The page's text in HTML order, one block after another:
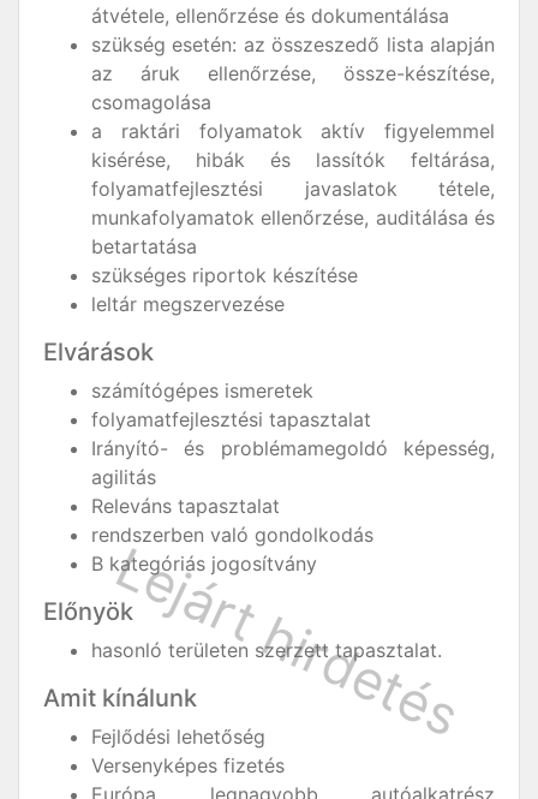
átvétele, ellenőrzése és dokumentálása
szükség esetén: az összeszedő lista alapján
az áruk ellenőrzése, össze-készítése,
csomagolása
a raktári folyamatok aktív figyelemmel
kisérése, hibák és lassítók feltárása,
folyamatfejlesztési javaslatok tétele,
munkafolyamatok ellenőrzése, auditálása és
betartatása
szükséges riportok készítése
leltár megszervezése
Elvárások
számítógépes ismeretek
folyamatfejlesztési tapasztalat
Irányító- és problémamegoldó képesség,
agilitás
Releváns tapasztalat
rendszerben való gondolkodás
B kategóriás jogosítvány
Előnyök
hasonló területen szerzett tapasztalat.
Amit kínálunk
Fejlődési lehetőség
Versenyképes fizetés
Európa legnagyobb autóalkatrész